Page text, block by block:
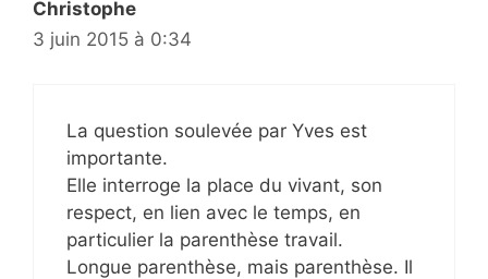
Christophe
3 juin 2015 à 0:34
La question soulevée par Yves est
importante.
Elle interroge la place du vivant, son
respect, en lien avec le temps, en
particulier la parenthèse travail.
Longue parenthèse, mais parenthèse. Il